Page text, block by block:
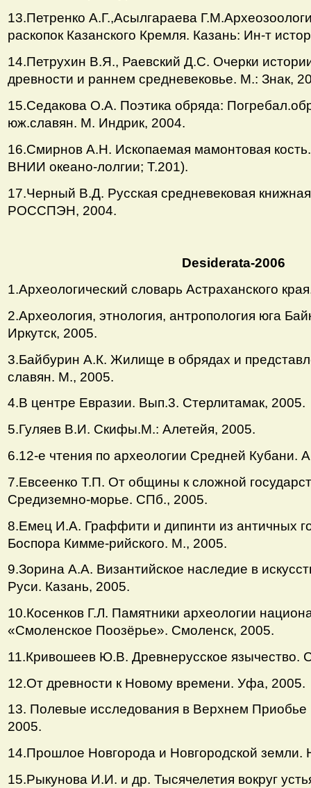
13.Петренко А.Г.,Асылгараева
раскопок Казанского Кремля. Казань: Ин-т
14.Петрухин В.Я., Раевский Д.С. Очерки
древности и раннем средневековье. М.: Знак,
15.Седакова О.А. Поэтика обряда:
юж.славян. М. Индрик, 2004.
16.Смирнов А.Н. Ископаемая мамонтовая
ВНИИ океано-лолгии; Т.201).
17.Черный В.Д. Русская средневековая
РОССПЭН, 2004.
Desiderata-2006
1.Археологический словарь Астраханского
2.Археология, этнология, антропология юга
Иркутск, 2005.
3.Байбурин А.К. Жилище в обрядах и
славян. М., 2005.
4.В центре Евразии. Вып.3. Стерлитамак, 2005.
5.Гуляев В.И. Скифы.М.: Алетейя, 2005.
6.12-е чтения по археологии Средней Кубани.
7.Евсеенко Т.П. От общины к сложной
Средиземно-морье. СПб., 2005.
8.Емец И.А. Граффити и дипинти из античных
Боспора Кимме-рийского. М., 2005.
9.Зорина А.А. Византийское наследие в
Руси. Казань, 2005.
10.Косенков Г.Л. Памятники археологии
«Смоленское Поозёрье». Смоленск, 2005.
11.Кривошеев Ю.В. Древнерусское язычество.
12.От древности к Новому времени. Уфа, 2005.
13. Полевые исследования в Верхнем Приобье
2005.
14.Прошлое Новгорода и Новгородской земли.
15.Рыкунова И.И. и др. Тысячелетия вокруг